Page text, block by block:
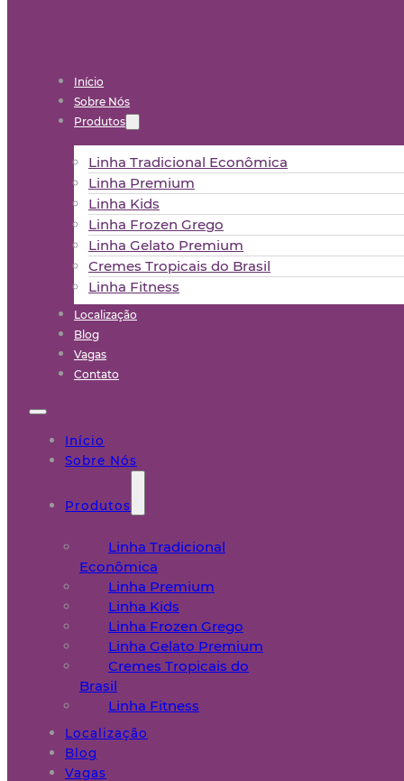
Início
Sobre Nós
Produtos
Linha Tradicional Econômica
Linha Premium
Linha Kids
Linha Frozen Grego
Linha Gelato Premium
Cremes Tropicais do Brasil
Linha Fitness
Localização
Blog
Vagas
Contato
Início
Sobre Nós
Produtos
Linha Tradicional
Econômica
Linha Premium
Linha Kids
Linha Frozen Grego
Linha Gelato Premium
Cremes Tropicais do
Brasil
Linha Fitness
Localização
Blog
Vagas